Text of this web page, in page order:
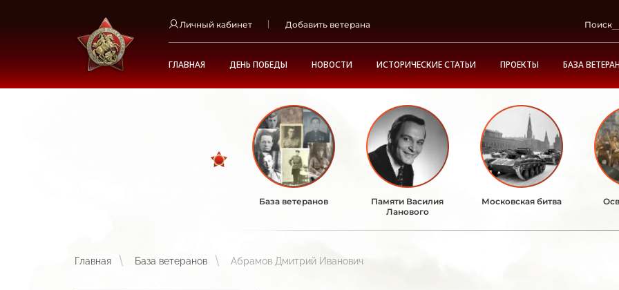
Личный кабинет Добавить ветерана Поиск
ГЛАВНАЯ ДЕНЬ ПОБЕДЫ НОВОСТИ ИСТОРИЧЕСКИЕ СТАТЬИ ПРОЕКТЫ БАЗА
База ветеранов
Памяти Василия
Ланового
Московская битва
Главная База ветеранов Абрамов Дмитрий Иванович